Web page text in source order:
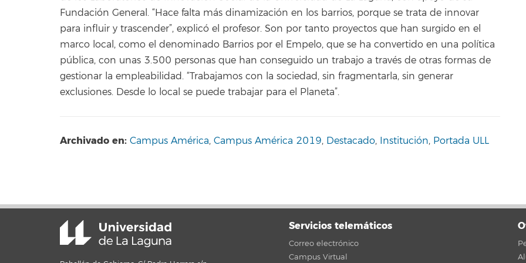
Fundación General. “Hace falta más dinamización en los barrios, porque se trata de innovar
para influir y trascender”, explicó el profesor. Son por tanto proyectos que han surgido en el
marco local, como el denominado Barrios por el Empelo, que se ha convertido en una política
pública, con unas 3.500 personas que han conseguido un trabajo a través de otras formas de
gestionar la empleabilidad. “Trabajamos con la sociedad, sin fragmentarla, sin generar
exclusiones. Desde lo local se puede trabajar para el Planeta”.
Archivado en: Campus América, Campus América 2019, Destacado, Institución, Portada ULL
Servicios telemáticos
Correo electrónico
Campus Virtual